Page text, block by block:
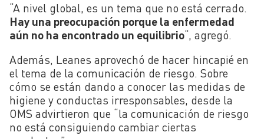
“A nivel global, es un tema que no está cerrado.
Hay una preocupación porque la enfermedad
aún no ha encontrado un equilibrio“, agregó.
Además, Leanes aprovechó de hacer hincapié en
el tema de la comunicación de riesgo. Sobre
cómo se están dando a conocer las medidas de
higiene y conductas irresponsables, desde la
OMS advirtieron que “la comunicación de riesgo
no está consiguiendo cambiar ciertas